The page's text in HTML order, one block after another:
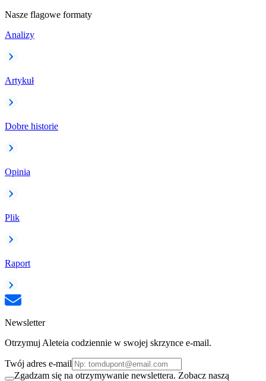
Nasze flagowe formaty
Analizy
Artykuł
Dobre historie
Opinia
Plik
Raport
Newsletter
Otrzymuj Aleteia codziennie w swojej skrzynce e-mail.
Twój adres e-mail
Zgadzam się na otrzymywanie newslettera. Zobacz naszą